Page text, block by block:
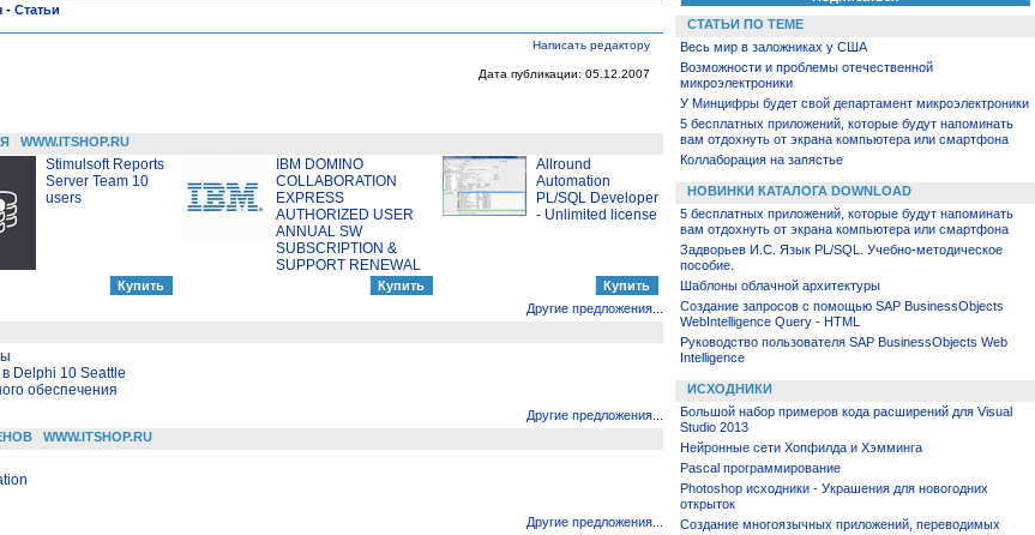
- Статьи
Написать редактору
Дата публикации: 05.12.2007
WWW.ITSHOP.RU
Stimulsoft Reports
Server Team 10
users
IBM DOMINO
COLLABORATION
EXPRESS
AUTHORIZED USER
ANNUAL SW
SUBSCRIPTION &
SUPPORT RENEWAL
Allround
Automation
PL/SQL Developer
- Unlimited license
Другие предложения...
Delphi 10 Seattle
обеспечения
Другие предложения...
WWW.ITSHOP.RU
Другие предложения...
СТАТЬИ ПО ТЕМЕ
Весь мир в заложниках у США
Возможности и проблемы отечественной
микроэлектроники
У Минцифры будет свой департамент микроэлектроники
5 бесплатных приложений, которые будут напоминать
вам отдохнуть от экрана компьютера или смартфона
Коллаборация на запястье
НОВИНКИ КАТАЛОГА DOWNLOAD
5 бесплатных приложений, которые будут напоминать
вам отдохнуть от экрана компьютера или смартфона
Задворьев И.С. Язык PL/SQL. Учебно-методическое
пособие.
Шаблоны облачной архитектуры
Создание запросов с помощью SAP BusinessObjects
WebIntelligence Query - HTML
Руководство пользователя SAP BusinessObjects Web
Intelligence
ИСХОДНИКИ
Большой набор примеров кода расширений для Visual
Studio 2013
Нейронные сети Хопфилда и Хэмминга
Pascal программирование
Photoshop исходники - Украшения для новогодних
открыток
Создание многоязычных приложений, переводимых